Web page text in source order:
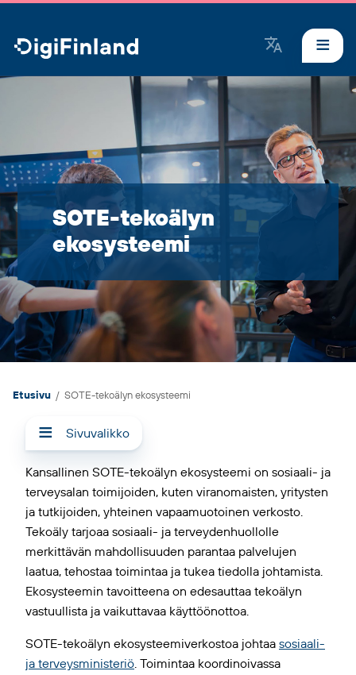
DigiFinland
SOTE-tekoälyn
ekosysteemi
Etusivu / SOTE-tekoälyn ekosysteemi
Sivuvalikko
Kansallinen SOTE-tekoälyn ekosysteemi on sosiaali- ja
terveysalan toimijoiden, kuten viranomaisten, yritysten
ja tutkijoiden, yhteinen vapaamuotoinen verkosto.
Tekoäly tarjoaa sosiaali- ja terveydenhuollolle
merkittävän mahdollisuuden parantaa palvelujen
laatua, tehostaa toimintaa ja tukea tiedolla johtamista.
Ekosysteemin tavoitteena on edesauttaa tekoälyn
vastuullista ja vaikuttavaa käyttöönottoa.
SOTE-tekoälyn ekosysteemiverkostoa johtaa sosiaali-
ja terveysministeriö. Toimintaa koordinoivassa